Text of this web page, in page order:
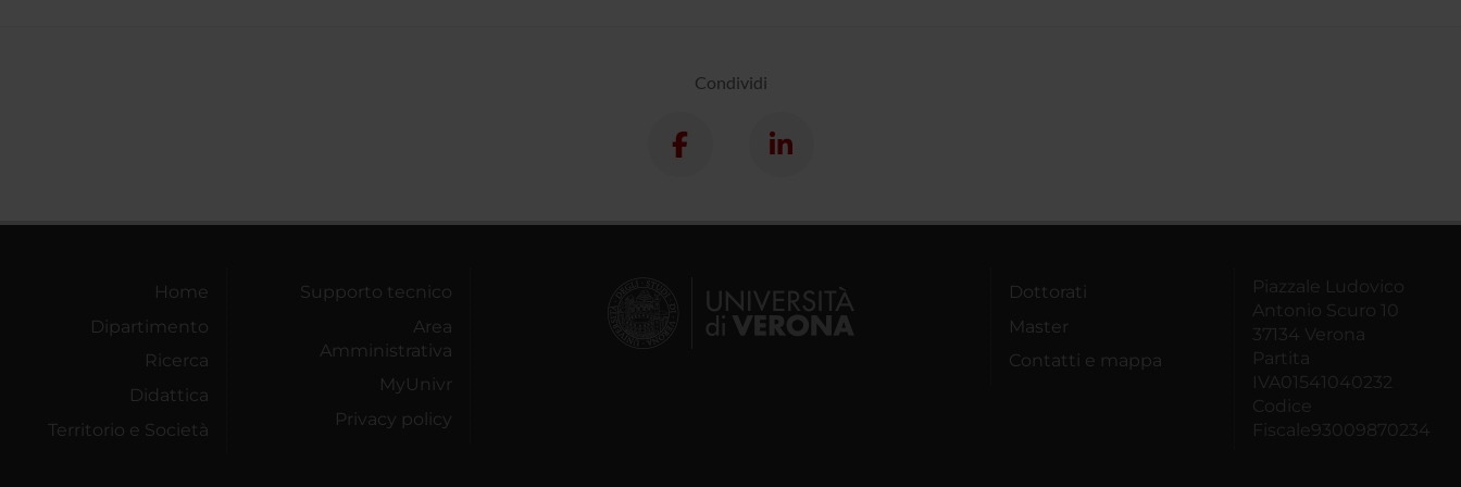
Condividi
Home
Dipartimento
Ricerca
Didattica
Territorio e Società
Supporto tecnico
Area
Amministrativa
MyUnivr
Privacy policy
Dottorati
Master
Contatti e mappa
Piazzale Ludovico
Antonio Scuro 10
37134 Verona
Partita
IVA01541040232
Codice
Fiscale93009870234